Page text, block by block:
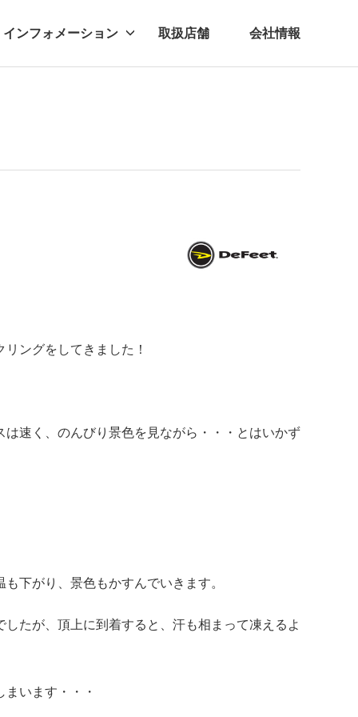
インフォメーション 取扱店舗 会社情報
ングをしてきました！
速く、のんびり景色を見ながら・・・とはいかず
下がり、景色もかすんでいきます。
たが、頂上に到着すると、汗も相まって凍えるよ
います・・・